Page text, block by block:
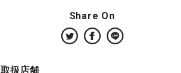
Share On
取扱店舗